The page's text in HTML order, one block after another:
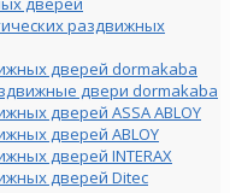
раздвижных
дверей dormakaba
двери dormakaba
дверей ASSA ABLOY
дверей ABLOY
дверей INTERAX
дверей Ditec